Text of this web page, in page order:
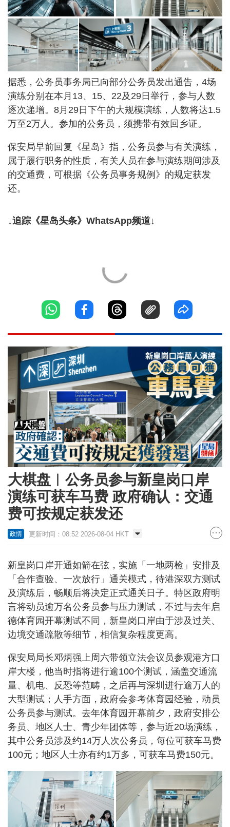
据悉，公务员事务局已向部分公务员发出通告，4场
演练分别在本月13、15、22及29日举行，参与人数
逐次递增。8月29日下午的大规模演练，人数将达1.5
万至2万人。参加的公务员，须携带有效回乡证。
保安局早前回复《星岛》指，公务员参与有关演练，
属于履行职务的性质，有关人员在参与演练期间涉及
的交通费，可根据《公务员事务规例》的规定获发
还。
↓追踪《星岛头条》WhatsApp频道↓
大棋盘︱公务员参与新皇岗口岸
演练可获车马费 政府确认：交通
费可按规定获发还
政情 更新时间：08:52 2026-08-04 HKT
新皇岗口岸开通如箭在弦，实施「一地两检」安排及
「合作查验、一次放行」通关模式，待港深双方测试
及演练后，畅顺后将决定正式通关日子。特区政府明
言将动员逾万名公务员参与压力测试，不过与去年启
德体育园开幕测试不同，新皇岗口岸由于涉及过关、
边境交通疏散等细节，相信复杂程度更高。
保安局局长邓炳强上周六带领立法会议员参观港方口
岸大楼，他当时指将进行逾100个测试，涵盖交通流
量、机电、反恐等范畴，之后再与深圳进行逾万人的
大型测试；人手方面，政府会参考体育园经验，动员
公务员参与测试。去年体育园开幕前夕，政府安排公
务员、地区人士、青少年团体等，参与近20场演练，
其中公务员涉及约14万人次公务员，每位可获车马费
100元；地区人士亦有约1万多，可获车马费150元。